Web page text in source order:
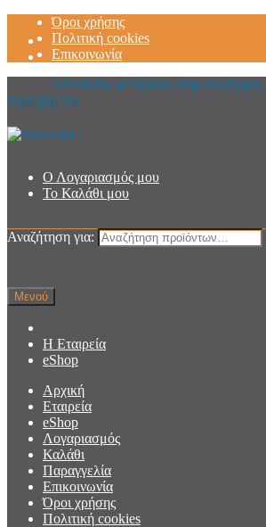
Όροι χρήσης
Πολιτική cookies
Επικοινωνία
Απευθείας μετάβαση στην πλοήγηση
περιεχόμενο
Ο Λογαριασμός μου
Το Καλάθι μου
Αναζήτηση για:
Μενού
Η Εταιρεία
eShop
Αρχική
Εταιρεία
eShop
Λογαριασμός
Καλάθι
Παραγγελία
Επικοινωνία
Όροι χρήσης
Πολιτική cookies